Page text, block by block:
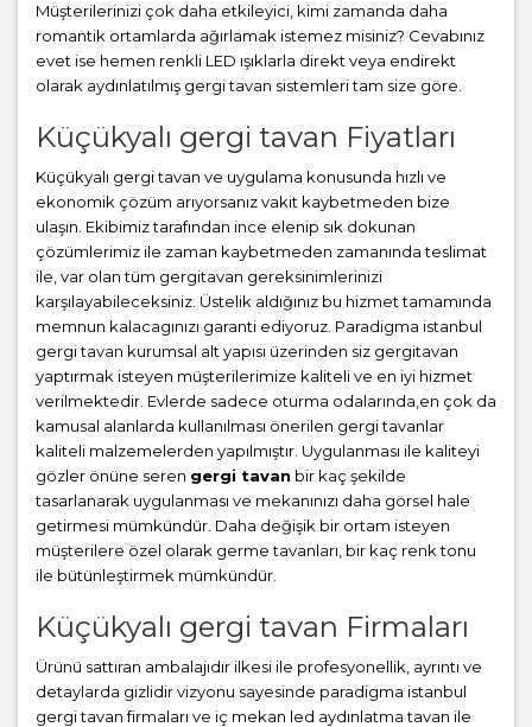
Müşterilerinizi çok daha etkileyici, kimi zamanda daha
romantik ortamlarda ağırlamak istemez misiniz? Cevabınız
evet ise hemen renkli LED ışıklarla direkt veya endirekt
olarak aydınlatılmış gergi tavan sistemleri tam size göre.
Küçükyalı gergi tavan Fiyatları
Küçükyalı gergi tavan ve uygulama konusunda hızlı ve
ekonomik çözüm arıyorsanız vakit kaybetmeden bize
ulaşın. Ekibimiz tarafından ince elenip sık dokunan
çözümlerimiz ile zaman kaybetmeden zamanında teslimat
ile, var olan tüm gergitavan gereksinimlerinizi
karşılayabileceksiniz. Üstelik aldığınız bu hizmet tamamında
memnun kalacagınızı garanti ediyoruz. Paradigma istanbul
gergi tavan kurumsal alt yapısı üzerinden siz gergitavan
yaptırmak isteyen müşterilerimize kaliteli ve en iyi hizmet
verilmektedir. Evlerde sadece oturma odalarında,en çok da
kamusal alanlarda kullanılması önerilen gergi tavanlar
kaliteli malzemelerden yapılmıştır. Uygulanması ile kaliteyi
gözler önüne seren gergi tavan bir kaç şekilde
tasarlanarak uygulanması ve mekanınızı daha görsel hale
getirmesi mümkündür. Daha değişik bir ortam isteyen
müşterilere özel olarak germe tavanları, bir kaç renk tonu
ile bütünleştirmek mümkündür.
Küçükyalı gergi tavan Firmaları
Ürünü sattıran ambalajıdır ilkesi ile profesyonellik, ayrıntı ve
detaylarda gizlidir vizyonu sayesinde paradigma istanbul
gergi tavan firmaları ve iç mekan led aydınlatma tavan ile